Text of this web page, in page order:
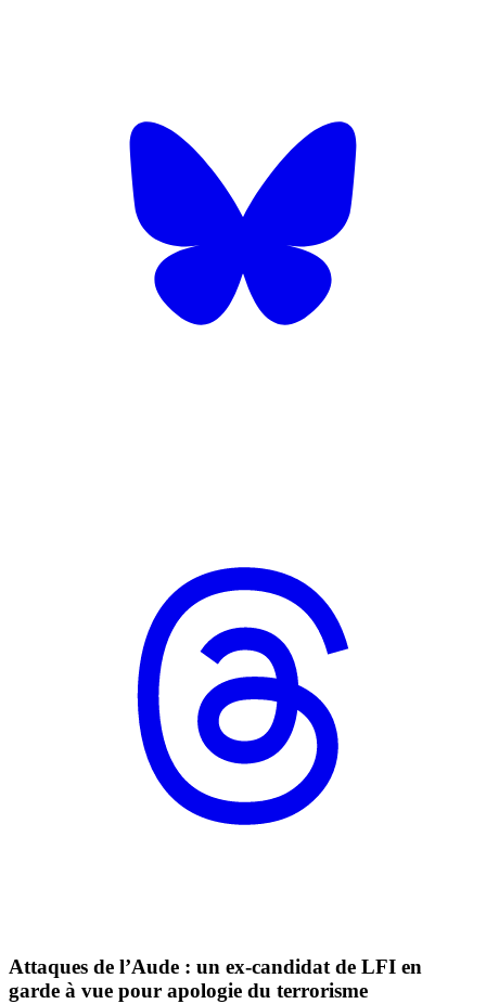
Attaques de l’Aude : un ex-candidat de LFI en
garde à vue pour apologie du terrorisme